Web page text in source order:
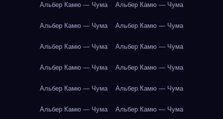
Альбер Камю — Чума Альбер Камю — Чума
Альбер Камю — Чума Альбер Камю — Чума
Альбер Камю — Чума Альбер Камю — Чума
Альбер Камю — Чума Альбер Камю — Чума
Альбер Камю — Чума Альбер Камю — Чума
Альбер Камю — Чума Альбер Камю — Чума